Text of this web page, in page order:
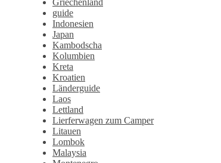
guide
Indonesien
Japan
Kambodscha
Kolumbien
Kreta
Kroatien
Länderguide
Laos
Lettland
Lierferwagen zum Camper
Litauen
Lombok
Malaysia